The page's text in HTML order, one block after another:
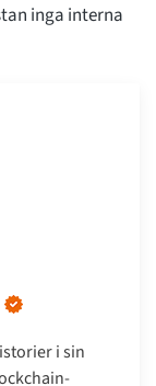
inga interna
i sin